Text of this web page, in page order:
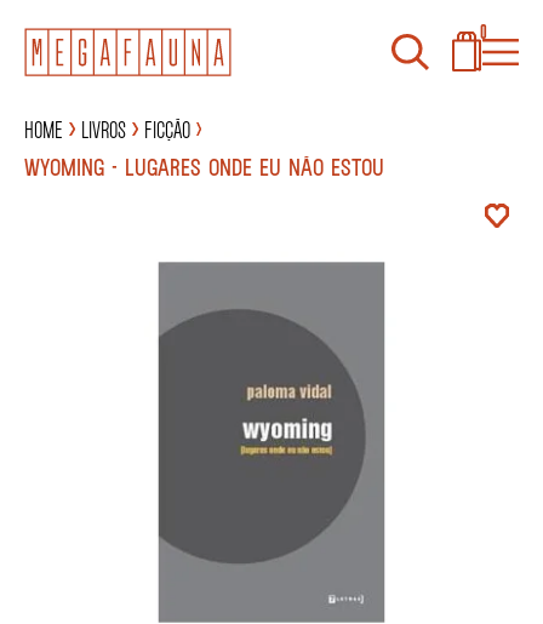
0
Home Livros
Ficção
WYOMING - LUGARES ONDE EU NÃO ESTOU